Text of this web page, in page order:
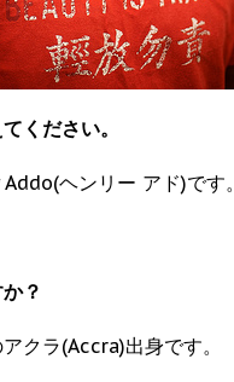
ください。
ヘンリー アド)です。
？
クラ(Accra)出身です。